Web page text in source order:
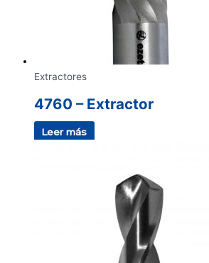
Extractores
4760 – Extractor
Leer más